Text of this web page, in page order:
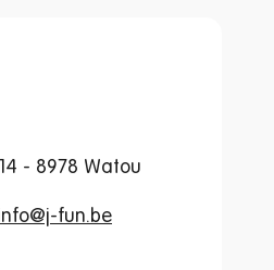
- 8978 Watou
fun.be